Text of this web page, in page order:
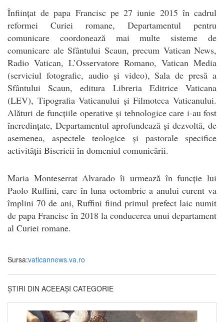
Înființat de papa Francisc pe 27 iunie 2015 în cadrul
reformei Curiei romane, Departamentul pentru
comunicare coordonează mai multe sisteme de
comunicare ale Sfântului Scaun, precum Vatican News,
Radio Vatican, L’Osservatore Romano, Vatican Media
(serviciul fotografic, audio și video), Sala de presă a
Sfântului Scaun, editura Libreria Editrice Vaticana
(LEV), Tipografia Vaticanului și Filmoteca Vaticanului.
Alături de funcțiile operative și tehnologice care i-au fost
încredințate, Departamentul aprofundează și dezvoltă, de
asemenea, aspectele teologice și pastorale specifice
activității Bisericii în domeniul comunicării.
Maria Monteserrat Alvarado îi urmează în funcție lui
Paolo Ruffini, care în luna octombrie a anului curent va
împlini 70 de ani, Ruffini fiind primul prefect laic numit
de papa Francisc în 2018 la conducerea unui departament
al Curiei romane.
Sursa:vaticannews.va.ro
ȘTIRI DIN ACEEAȘI CATEGORIE